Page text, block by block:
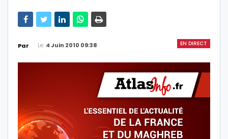
EN DIRECT
Par Le 4 Juin 2010 09:38